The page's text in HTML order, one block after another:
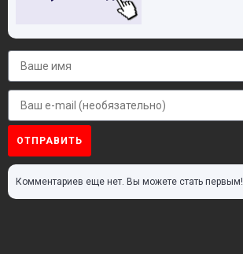
ОТПРАВИТЬ
Комментариев еще нет. Вы можете стать первым!